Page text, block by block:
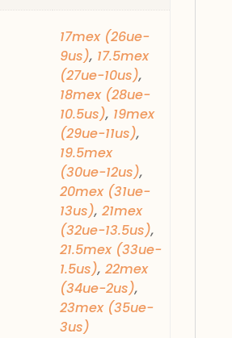
17mex (26ue-
9us), 17.5mex
(27ue-10us),
18mex (28ue-
10.5us), 19mex
(29ue-11us),
19.5mex
(30ue-12us),
20mex (31ue-
13us),21mex
(32ue-13.5us),
21.5mex (33ue-
1.5us),22mex
(34ue-2us),
23mex (35ue-
3us)